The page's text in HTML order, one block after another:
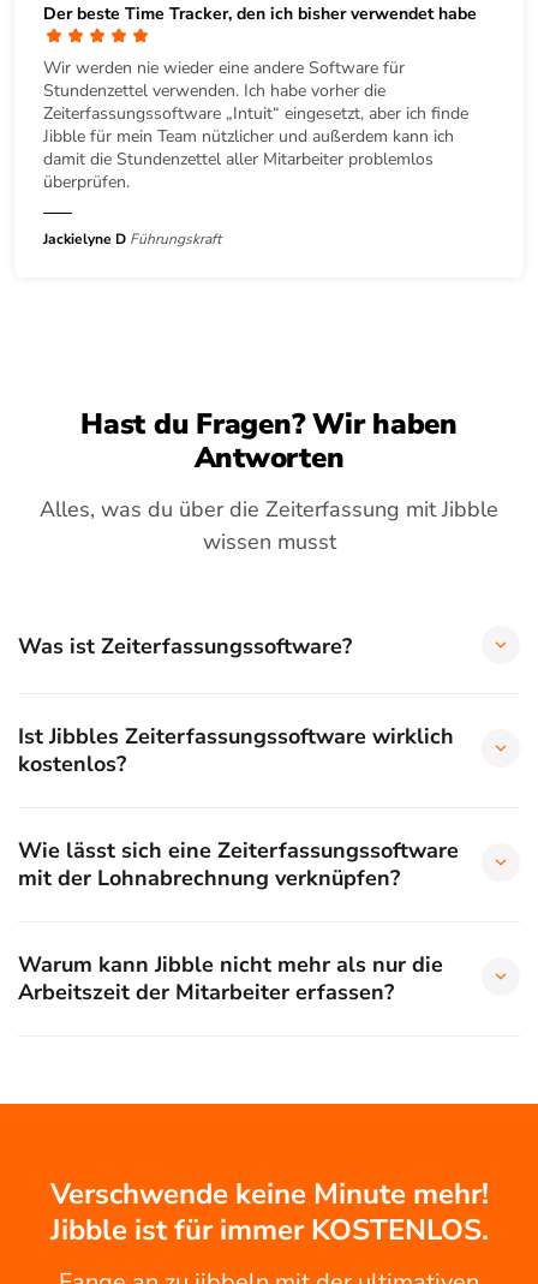
Der beste Time Tracker, den ich bisher verwendet habe
Wir werden nie wieder eine andere Software für
Stundenzettel verwenden. Ich habe vorher die
Zeiterfassungssoftware „Intuit“ eingesetzt, aber ich finde
Jibble für mein Team nützlicher und außerdem kann ich
damit die Stundenzettel aller Mitarbeiter problemlos
überprüfen.
Jackielyne D Führungskraft
Hast du Fragen? Wir haben
Antworten
Alles, was du über die Zeiterfassung mit Jibble
wissen musst
Was ist Zeiterfassungssoftware?
Ist Jibbles Zeiterfassungssoftware wirklich
kostenlos?
Wie lässt sich eine Zeiterfassungssoftware
mit der Lohnabrechnung verknüpfen?
Warum kann Jibble nicht mehr als nur die
Arbeitszeit der Mitarbeiter erfassen?
Verschwende keine Minute mehr!
Jibble ist für immer KOSTENLOS.